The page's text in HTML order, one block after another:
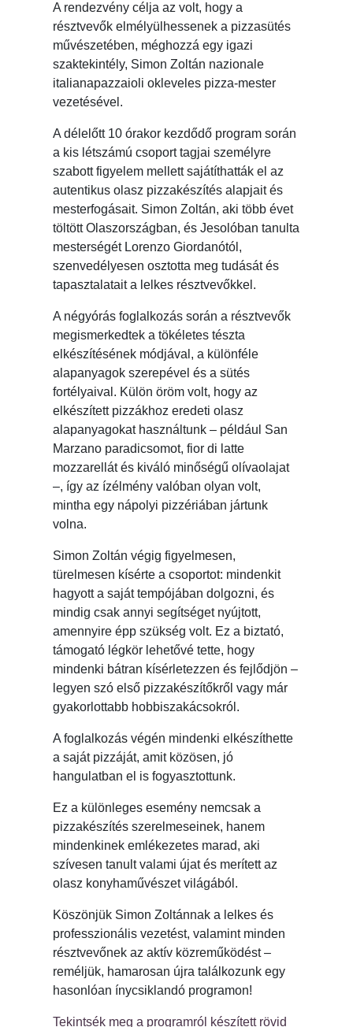
A rendezvény célja az volt, hogy a
résztvevők elmélyülhessenek a pizzasütés
művészetében, méghozzá egy igazi
szaktekintély, Simon Zoltán nazionale
italianapazzaioli okleveles pizza-mester
vezetésével.
A délelőtt 10 órakor kezdődő program során
a kis létszámú csoport tagjai személyre
szabott figyelem mellett sajátíthatták el az
autentikus olasz pizzakészítés alapjait és
mesterfogásait. Simon Zoltán, aki több évet
töltött Olaszországban, és Jesolóban tanulta
mesterségét Lorenzo Giordanótól,
szenvedélyesen osztotta meg tudását és
tapasztalatait a lelkes résztvevőkkel.
A négyórás foglalkozás során a résztvevők
megismerkedtek a tökéletes tészta
elkészítésének módjával, a különféle
alapanyagok szerepével és a sütés
fortélyaival. Külön öröm volt, hogy az
elkészített pizzákhoz eredeti olasz
alapanyagokat használtunk – például San
Marzano paradicsomot, fior di latte
mozzarellát és kiváló minőségű olívaolajat
–, így az ízélmény valóban olyan volt,
mintha egy nápolyi pizzériában jártunk
volna.
Simon Zoltán végig figyelmesen,
türelmesen kísérte a csoportot: mindenkit
hagyott a saját tempójában dolgozni, és
mindig csak annyi segítséget nyújtott,
amennyire épp szükség volt. Ez a biztató,
támogató légkör lehetővé tette, hogy
mindenki bátran kísérletezzen és fejlődjön –
legyen szó első pizzakészítőkről vagy már
gyakorlottabb hobbiszakácsokról.
A foglalkozás végén mindenki elkészíthette
a saját pizzáját, amit közösen, jó
hangulatban el is fogyasztottunk.
Ez a különleges esemény nemcsak a
pizzakészítés szerelmeseinek, hanem
mindenkinek emlékezetes marad, aki
szívesen tanult valami újat és merített az
olasz konyhaművészet világából.
Köszönjük Simon Zoltánnak a lelkes és
professzionális vezetést, valamint minden
résztvevőnek az aktív közreműködést –
reméljük, hamarosan újra találkozunk egy
hasonlóan ínycsiklandó programon!
Tekintsék meg a programról készített rövid